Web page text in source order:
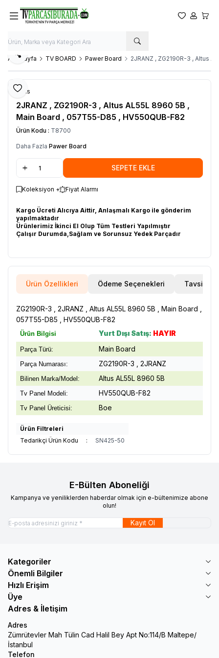
Favorilerim
Hesabım
Ana Sayfa TV BOARD Pawer Board 2JRANZ , ZG2190R-3 , Altus
Favoriye Ekle
Paylaş
Altus
2JRANZ , ZG2190R-3 , Altus AL55L 8960 5B ,
Main Board , 057T55-D85 , HV550QUB-F82
Ürün Kodu : T8700
Daha Fazla Pawer Board
SEPETE EKLE
Koleksiyon + Fiyat Alarmı
Kargo Ücreti Alıcıya Aittir, Anlaşmalı Kargo ile gönderim
yapılmaktadır
Ürünlerimiz İkinci El Olup Tüm Testleri Yapılmıştır
Çalışır Durumda,Sağlam ve Sorunsuz Yedek Parçadır
Ürün Özellikleri Ödeme Seçenekleri Tavsiye Et
ZG2190R-3 , 2JRANZ , Altus AL55L 8960 5B , Main Board ,
057T55-D85 , HV550QUB-F82
Ürün Bilgisi Yurt Dışı Satış: HAYIR
Parça Türü: Main Board
Parça Numarası: ZG2190R-3 , 2JRANZ
Bilinen Marka/Model: Altus AL55L 8960 5B
Tv Panel Modeli: HV550QUB-F82
Tv Panel Üreticisi: Boe
Ürün Filtreleri
Tedarikçi Ürün Kodu
: SN425-50
E-Bülten Aboneliği
Kampanya ve yeniliklerden haberdar olmak için e-bültenimize abone
olun!
Kayıt Ol
Kategoriler
Önemli Bilgiler
Hızlı Erişim
Üye
Adres & İletişim
Adres
Zümrütevler Mah Tülin Cad Halil Bey Apt No:114/B Maltepe/
İstanbul
Telefon